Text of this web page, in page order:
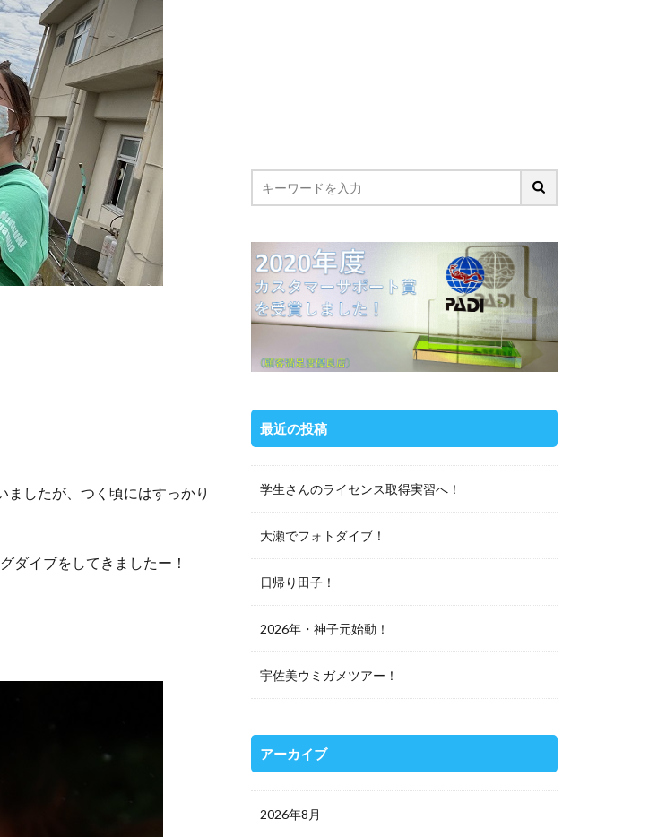
したが、つく頃にはすっかり
ダイブをしてきましたー！
最近の投稿
学生さんのライセンス取得実習へ！
大瀬でフォトダイブ！
日帰り田子！
2026年・神子元始動！
宇佐美ウミガメツアー！
アーカイブ
2026年8月